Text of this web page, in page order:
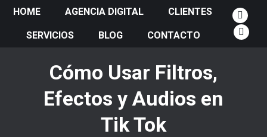
HOME AGENCIA DIGITAL CLIENTES
SERVICIOS BLOG CONTACTO
page
Cómo Usar Filtros,
Efectos y Audios en
Tik Tok